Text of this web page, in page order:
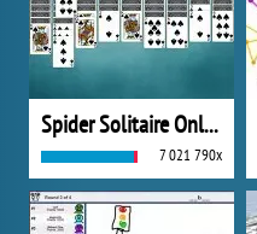
Spider Solitaire Online
7 021 790x